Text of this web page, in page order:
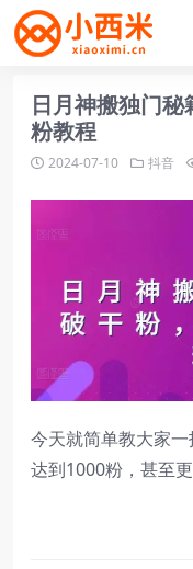
日月神搬独门
粉教程
2024-07-10 抖音
今天就简单教大家
达到1000粉，甚至